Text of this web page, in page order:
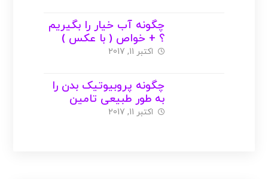
چگونه آب خیار را بگیریم
؟ + خواص ( با عکس )
اکتبر 11, 2017
چگونه پروبیوتیک بدن را
به طور طبیعی تامین
کنیم ؟ ( با عکس )
اکتبر 11, 2017